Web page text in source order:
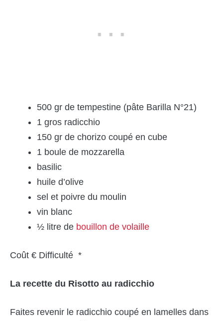
500 gr de tempestine (pâte Barilla N°21)
1 gros radicchio
150 gr de chorizo coupé en cube
1 boule de mozzarella
basilic
huile d’olive
sel et poivre du moulin
vin blanc
½ litre de bouillon de volaille
Coût € Difficulté *
La recette du Risotto au radicchio
Faites revenir le radicchio coupé en lamelles dans